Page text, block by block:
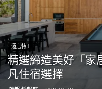
酒店特工
精選締造美好「家
凡住宿選擇